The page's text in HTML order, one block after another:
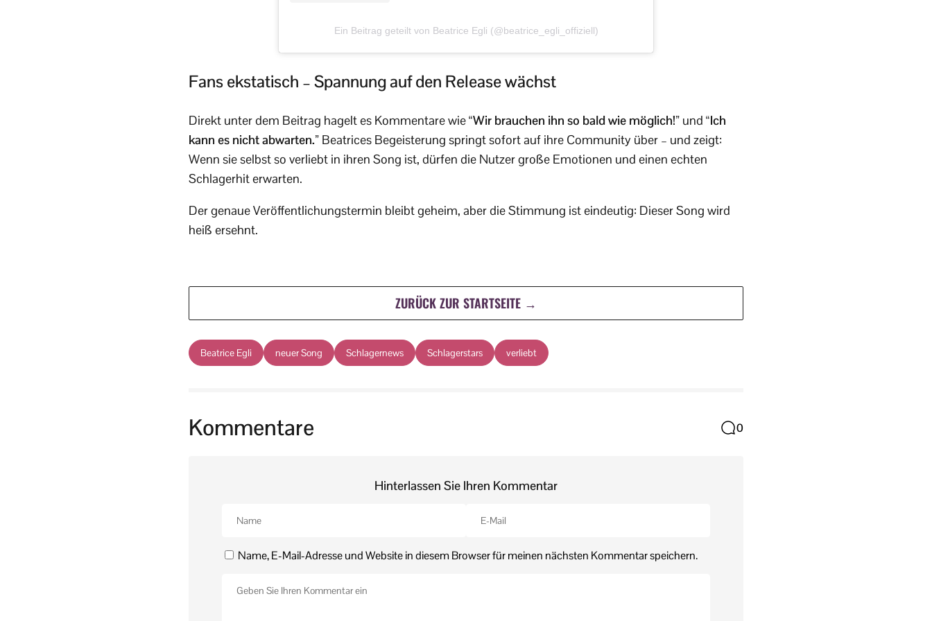
Ein Beitrag geteilt von Beatrice Egli (@beatrice_egli_offiziell)
Fans ekstatisch – Spannung auf den Release wächst
Direkt unter dem Beitrag hagelt es Kommentare wie“Wir brauchen ihn so bald wie möglich!” und “Ich
kann es nicht abwarten.” Beatrices Begeisterung springt sofort auf ihre Community über – und zeigt:
Wenn sie selbst so verliebt in ihren Song ist, dürfen die Nutzer große Emotionen und einen echten
Schlagerhit erwarten.
Der genaue Veröffentlichungstermin bleibt geheim, aber die Stimmung ist eindeutig: Dieser Song wird
heiß ersehnt.
ZURÜCK ZUR STARTSEITE →
Beatrice Egli neuer Song Schlagernews Schlagerstars verliebt
Kommentare 0
Hinterlassen Sie Ihren Kommentar
Name, E-Mail-Adresse und Website in diesem Browser für meinen nächsten Kommentar speichern.